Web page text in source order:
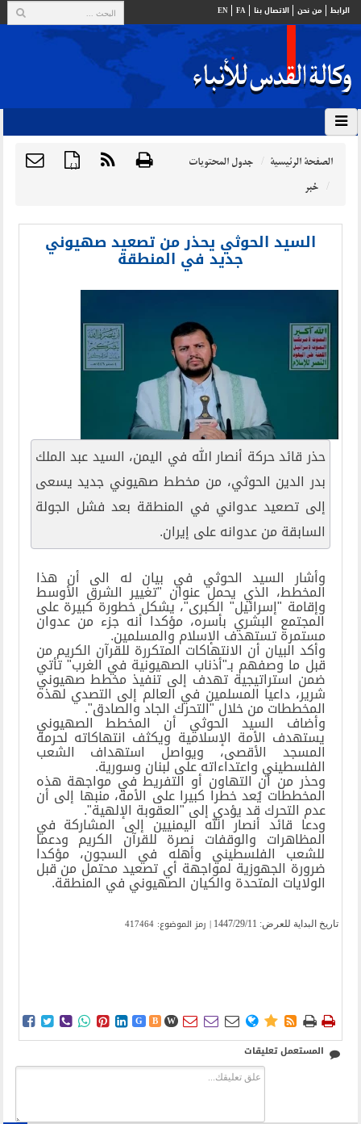
الرابط من نحن الاتصال بنا FA
EN
{ } الصفحة الرئيسية
جدول المحتويات
خبر
السيد الحوثي يحذر من تصعيد صهيوني
جديد في المنطقة
حذر قائد حركة أنصار الله في اليمن، السيد عبد الملك
بدر الدين الحوثي، من مخطط صهيوني جديد يسعى
إلى تصعيد عدواني في المنطقة بعد فشل الجولة
السابقة من عدوانه على إيران.
وأشار السيد الحوثي في بيان له الى أن هذا
المخطط، الذي يحمل عنوان "تغيير الشرق الأوسط
وإقامة "إسرائيل" الكبرى"، يشكل خطورة كبيرة على
المجتمع البشري بأسره، مؤكدا أنه جزء من عدوان
مستمرة تستهدف الإسلام والمسلمين.
وأكد البيان أن الانتهاكات المتكررة للقرآن الكريم من
قبل ما وصفهم بـ"أذناب الصهيونية في الغرب" تأتي
ضمن استراتيجية تهدف إلى تنفيذ مخطط صهيوني
شرير، داعيا المسلمين في العالم إلى التصدي لهذه
المخططات من خلال "التحرك الجاد والصادق".
وأضاف السيد الحوثي أن المخطط الصهيوني
يستهدف الأمة الإسلامية ويكثف انتهاكاته لحرمة
المسجد الأقصى، ويواصل استهداف الشعب
الفلسطيني واعتداءاته على لبنان وسورية.
وحذر من أن التهاون أو التفريط في مواجهة هذه
المخططات يُعد خطرا كبيرا على الأمة، منبها إلى أن
عدم التحرك قد يؤدي إلى "العقوبة الإلهية".
ودعا قائد أنصار الله اليمنيين إلى المشاركة في
المظاهرات والوقفات نصرة للقرآن الكريم ودعما
للشعب الفلسطيني وأهله في السجون، مؤكدا
ضرورة الجهوزية لمواجهة أي تصعيد محتمل من قبل
الولايات المتحدة والكيان الصهيوني في المنطقة.
تاریخ البدایة للعرض: 1447/29/11 | رمز الموضوع: 417464
      G B W        
المستعمل تعليقات